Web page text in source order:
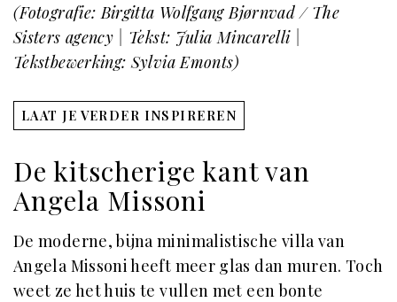
(Fotografie: Birgitta Wolfgang Bjørnvad / The
Sisters agency | Tekst: Julia Mincarelli |
Tekstbewerking: Sylvia Emonts)
LAAT JE VERDER INSPIREREN
De kitscherige kant van
Angela Missoni
De moderne, bijna minimalistische villa van
Angela Missoni heeft meer glas dan muren. Toch
weet ze het huis te vullen met een bonte